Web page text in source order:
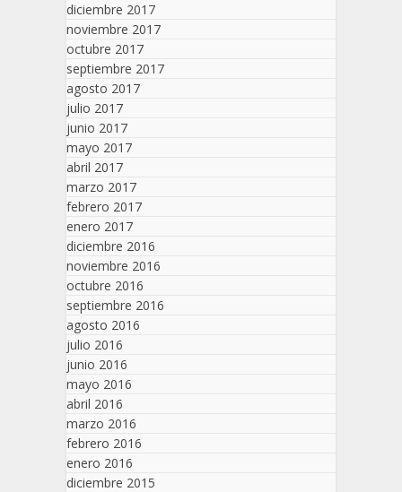
diciembre 2017
noviembre 2017
octubre 2017
septiembre 2017
agosto 2017
julio 2017
junio 2017
mayo 2017
abril 2017
marzo 2017
febrero 2017
enero 2017
diciembre 2016
noviembre 2016
octubre 2016
septiembre 2016
agosto 2016
julio 2016
junio 2016
mayo 2016
abril 2016
marzo 2016
febrero 2016
enero 2016
diciembre 2015